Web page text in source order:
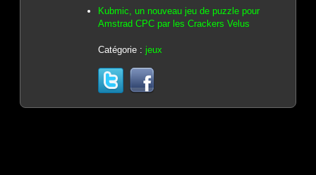
Kubmic, un nouveau jeu de puzzle pour
Amstrad CPC par les Crackers Velus
Catégorie : jeux